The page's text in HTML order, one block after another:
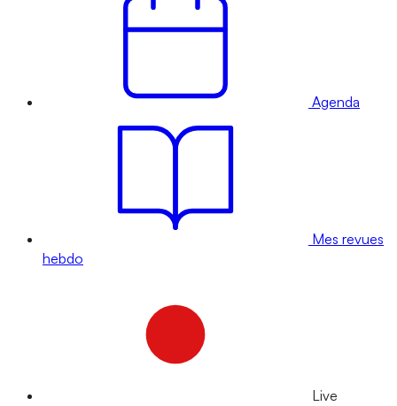
Agenda
Mes revues
hebdo
Live